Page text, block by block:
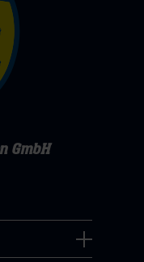
GmbH